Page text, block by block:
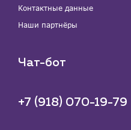
Контактные данные
Наши партнёры
Чат-бот
+7 (918) 070-19-79